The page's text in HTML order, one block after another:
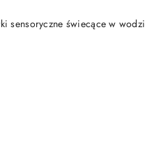
sensoryczne świecące w